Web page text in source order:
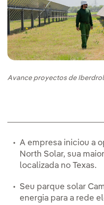
Avance proyectos de
A empresa iniciou a
North Solar, sua
localizada no Texas.
Seu parque solar
energia para a rede